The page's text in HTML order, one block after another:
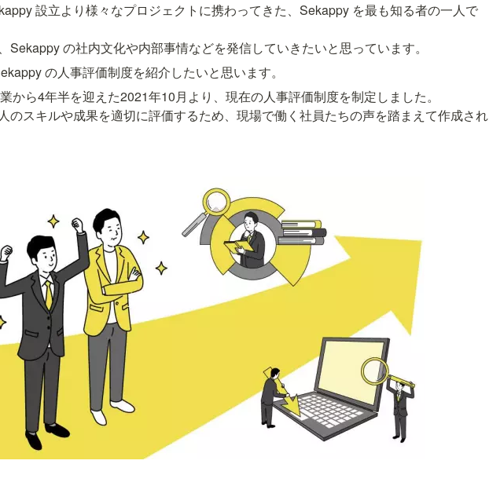
設立より様々なプロジェクトに携わってきた、Sekappy を最も知る者の一人で
Sekappy の社内文化や内部事情などを発信していきたいと思っています。
の人事評価制度を紹介したいと思います。
から4年半を迎えた2021年10月より、現在の人事評価制度を制定しました。
のスキルや成果を適切に評価するため、現場で働く社員たちの声を踏まえて作成され